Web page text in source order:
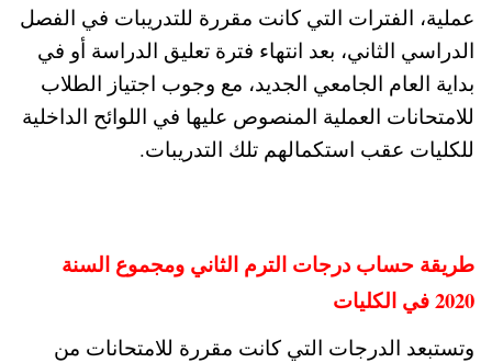
عملية، الفترات التي كانت مقررة للتدريبات في الفصل
الدراسي الثاني، بعد انتهاء فترة تعليق الدراسة أو في
بداية العام الجامعي الجديد، مع وجوب اجتياز الطلاب
للامتحانات العملية المنصوص عليها في اللوائح الداخلية
للكليات عقب استكمالهم تلك التدريبات.
طريقة حساب درجات الترم الثاني ومجموع السنة
2020 في الكليات
وتستبعد الدرجات التي كانت مقررة للامتحانات من